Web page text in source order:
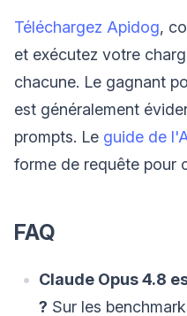
Téléchargez Apidog,
et exécutez votre
chacune. Le gagnant
est généralement
prompts. Le guide de
forme de requête pour
FAQ
Claude Opus 4.8
? Sur les